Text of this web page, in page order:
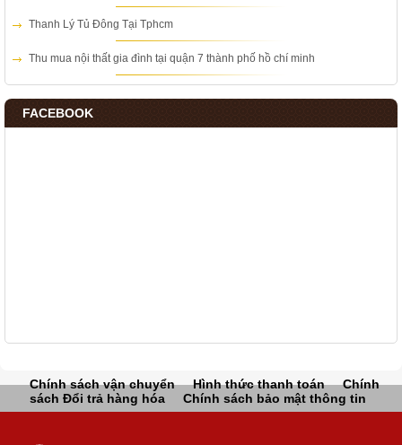
Thanh Lý Tủ Đông Tại Tphcm
Thu mua nội thất gia đình tại quận 7 thành phố hồ chí minh
FACEBOOK
Chính sách vận chuyển Hình thức thanh toán
Chính
sách Đổi trả hàng hóa
Chính sách bảo mật thông tin